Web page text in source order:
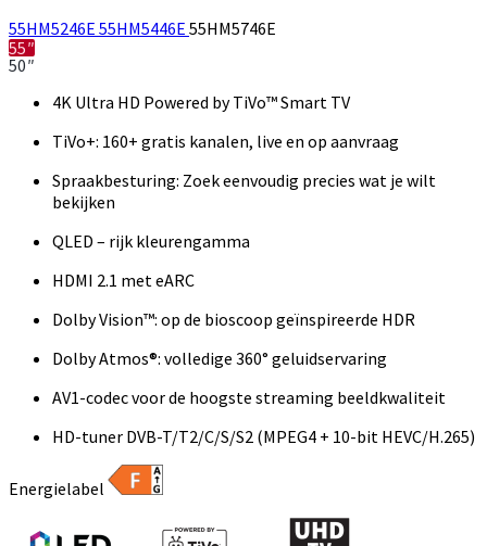
55HM5246E 55HM5446E 55HM5746E
55″
50″
4K Ultra HD Powered by TiVo™ Smart TV
TiVo+: 160+ gratis kanalen, live en op aanvraag
Spraakbesturing: Zoek eenvoudig precies wat je wilt
bekijken
QLED – rijk kleurengamma
HDMI 2.1 met eARC
Dolby Vision™: op de bioscoop geïnspireerde HDR
Dolby Atmos®: volledige 360° geluidservaring
AV1-codec voor de hoogste streaming beeldkwaliteit
HD-tuner DVB-T/T2/C/S/S2 (MPEG4 + 10-bit HEVC/H.265)
Energielabel